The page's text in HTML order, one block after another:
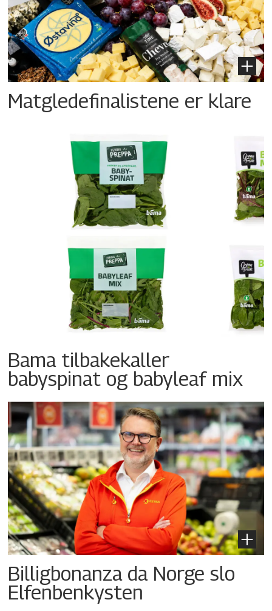
Matgledefinalistene er klare
Bama tilbakekaller
babyspinat og babyleaf mix
Billigbonanza da Norge slo
Elfenbenkysten